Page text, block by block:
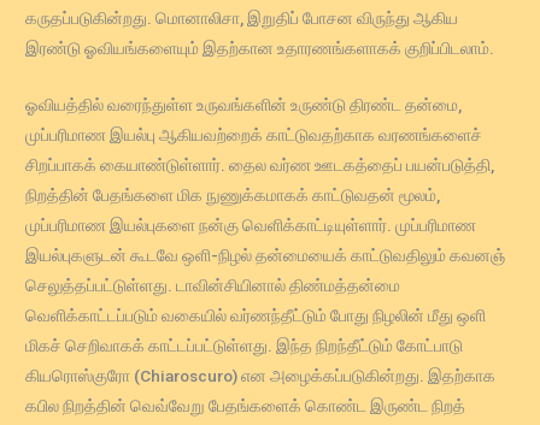
கருதப்படுகின்றது. மொனாலிசா, இறுதிப் போசன விருந்து ஆகிய
இரண்டு ஓவியங்களையும் இதற்கான உதாரணங்களாகக் குறிப்பிடலாம்.
ஓவியத்தில் வரைந்துள்ள உருவங்களின் உருண்டு திரண்ட தன்மை,
முப்பரிமாண இயல்பு ஆகியவற்றைக் காட்டுவதற்காக வரணங்களைச்
சிறப்பாகக் கையாண்டுள்ளார். தைல வர்ண ஊடகத்தைப் பயன்படுத்தி,
நிறத்தின் பேதங்களை மிக நுணுக்கமாகக் காட்டுவதன் மூலம்,
முப்பரிமாண இயல்புகளை நன்கு வெளிக்காட்டியுள்ளார். முப்பரிமாண
இயல்புகளுடன் கூடவே ஒளி-நிழல் தன்மையைக் காட்டுவதிலும் கவனஞ்
செலுத்தப்பட்டுள்ளது. டாவின்சியினால் திண்மத்தன்மை
வெளிக்காட்டப்படும் வகையில் வர்ணந்தீட்டும் போது நிழலின் மீது ஒளி
மிகச் செறிவாகக் காட்டப்பட்டுள்ளது. இந்த நிறந்தீட்டும் கோட்பாடு
கியரொஸ்குரோ (Chiaroscuro) என அழைக்கப்படுகின்றது. இதற்காக
கபில நிறத்தின் வெவ்வேறு பேதங்களைக் கொண்ட இருண்ட நிறத்